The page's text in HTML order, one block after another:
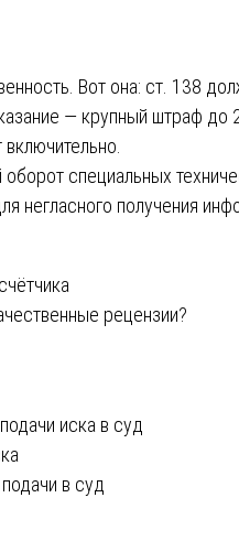
Вот она: ст. 138
— крупный штраф до
специальных
негласного получения
рецензии?
иска в суд
в суд